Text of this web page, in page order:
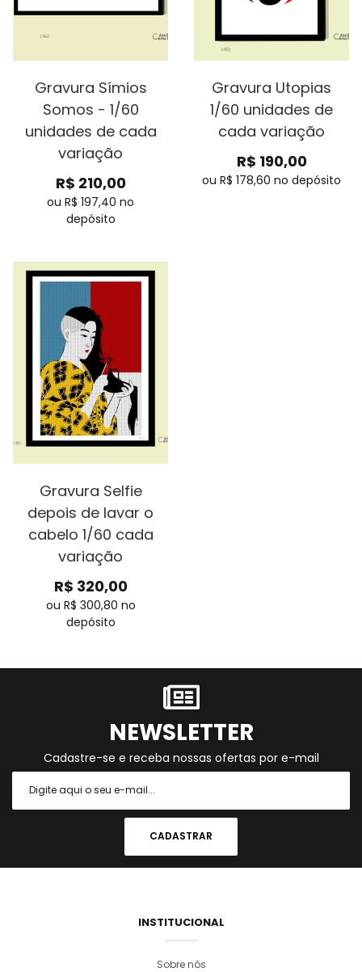
Gravura Símios
Somos - 1/60
unidades de cada
variação
R$ 210,00
ou R$ 197,40 no
depósito
Gravura Utopias
1/60 unidades de
cada variação
R$ 190,00
ou R$ 178,60 no depósito
Gravura Selfie
depois de lavar o
cabelo 1/60 cada
variação
R$ 320,00
ou R$ 300,80 no
depósito
NEWSLETTER
Cadastre-se e receba nossas ofertas por e-mail
INSTITUCIONAL
Sobre nós